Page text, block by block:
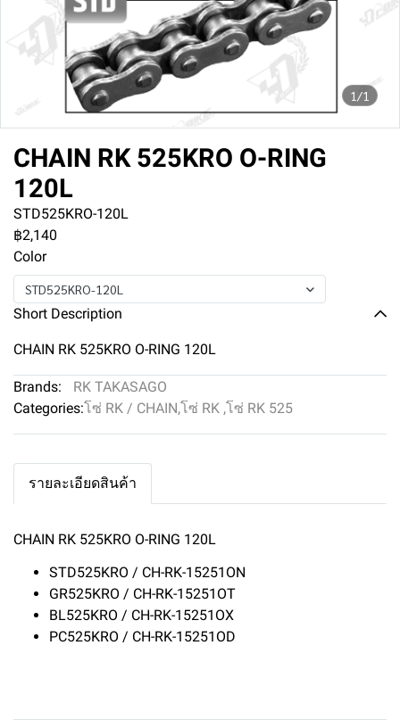
1/1
CHAIN RK 525KRO O-RING
120L
STD525KRO-120L
฿2,140
Color
STD525KRO-120L
Short Description
CHAIN RK 525KRO O-RING 120L
Brands:
RK TAKASAGO
Categories:โซ่ RK / CHAIN,โซ่ RK ,โซ่ RK 525
รายละเอียดสินค้า
CHAIN RK 525KRO O-RING 120L
STD525KRO / CH-RK-15251ON
GR525KRO / CH-RK-15251OT
BL525KRO / CH-RK-15251OX
PC525KRO / CH-RK-15251OD